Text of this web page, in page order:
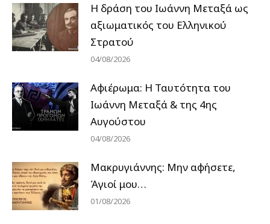
H δράση του Ιωάννη Μεταξά ως
αξιωματικός του Ελληνικού
Στρατού
04/08/2026
Αφιέρωμα: Η Ταυτότητα του
Ιωάννη Μεταξά & της 4ης
Αυγούστου
04/08/2026
Μακρυγιάννης: Μην αφήσετε,
Άγιοί μου…
01/08/2026